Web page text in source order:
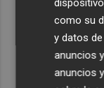
como su
y datos
anuncios
anuncios